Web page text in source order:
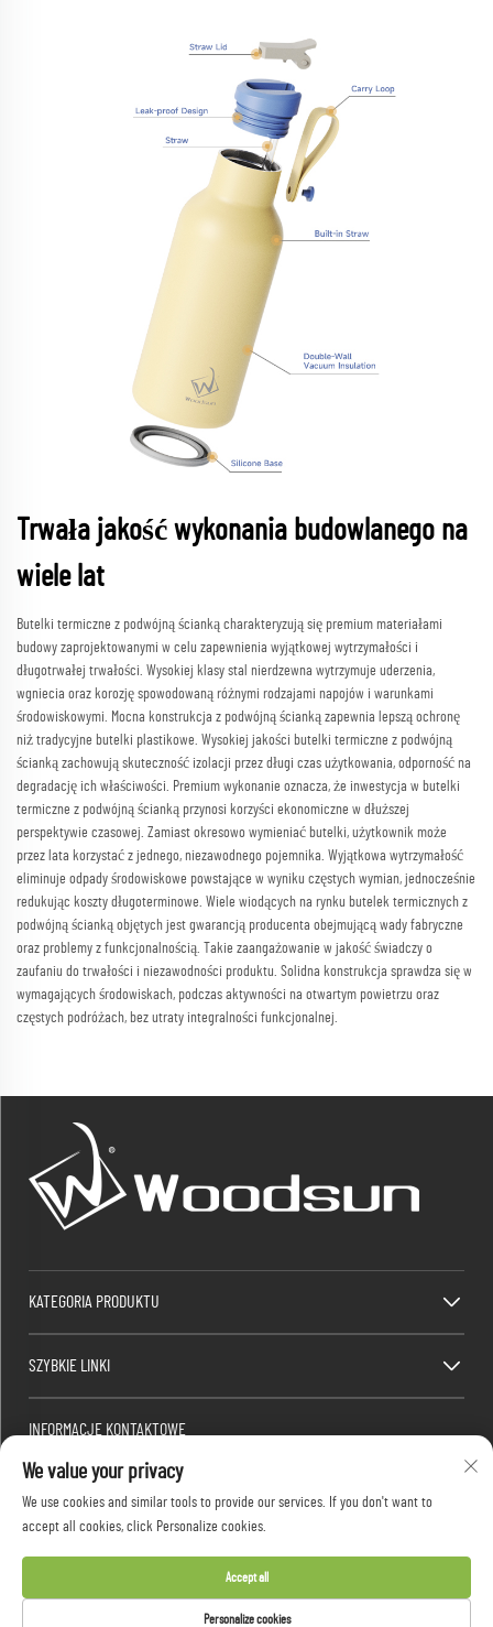
Trwała jakość wykonania budowlanego na
wiele lat
Butelki termiczne z podwójną ścianką charakteryzują się premium materiałami
budowy zaprojektowanymi w celu zapewnienia wyjątkowej wytrzymałości i
długotrwałej trwałości. Wysokiej klasy stal nierdzewna wytrzymuje uderzenia,
wgniecia oraz korozję spowodowaną różnymi rodzajami napojów i warunkami
środowiskowymi. Mocna konstrukcja z podwójną ścianką zapewnia lepszą ochronę
niż tradycyjne butelki plastikowe. Wysokiej jakości butelki termiczne z podwójną
ścianką zachowują skuteczność izolacji przez długi czas użytkowania, odporność na
degradację ich właściwości. Premium wykonanie oznacza, że inwestycja w butelki
termiczne z podwójną ścianką przynosi korzyści ekonomiczne w dłuższej
perspektywie czasowej. Zamiast okresowo wymieniać butelki, użytkownik może
przez lata korzystać z jednego, niezawodnego pojemnika. Wyjątkowa wytrzymałość
eliminuje odpady środowiskowe powstające w wyniku częstych wymian, jednocześnie
redukując koszty długoterminowe. Wiele wiodących na rynku butelek termicznych z
podwójną ścianką objętych jest gwarancją producenta obejmującą wady fabryczne
oraz problemy z funkcjonalnością. Takie zaangażowanie w jakość świadczy o
zaufaniu do trwałości i niezawodności produktu. Solidna konstrukcja sprawdza się w
wymagających środowiskach, podczas aktywności na otwartym powietrzu oraz
częstych podróżach, bez utraty integralności funkcjonalnej.
KATEGORIA PRODUKTU
SZYBKIE LINKI
INFORMACJE KONTAKTOWE
Factory/Office add : Strefa Przemysłowa Dawang, południowa część chińskiej drogi
Adres e-mail:[email protected]
/ Telefonowo:+86-13376626036
Copyright © 2026 Guangdong Woodsun Housewares Co., Ltd. Wszelkie prawa zastrzeżone -
We value your privacy
We use cookies and similar tools to provide our services. If you don't want to
accept all cookies, click Personalize cookies.
Personalize cookies
Accept all